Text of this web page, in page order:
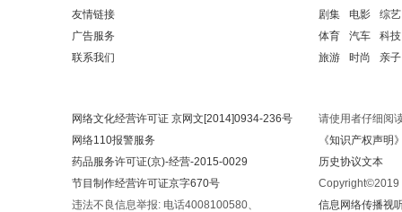
友情链接
广告服务
联系我们
剧集
电影
综艺
体育
汽车
科技
旅游
时尚 亲子
网络文化经营许可证 京网文[2014]0934-236号
网络110报警服务
药品服务许可证(京)-经营-2015-0029
节目制作经营许可证京字670号
违法不良信息举报: 电话4008100580、
请使用者仔细阅
《知识产权声明
历史协议文本
Copyright©2019
信息网络传播视